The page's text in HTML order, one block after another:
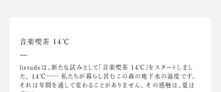
音楽喫茶 14℃
listudeは、新たな試みとして「音楽喫茶 14℃」をスタートしまし
た。 14℃── 私たちが暮らし営むこの森の地下水の温度です。
それは年間を通して変わることがありません。 その感触は、夏は